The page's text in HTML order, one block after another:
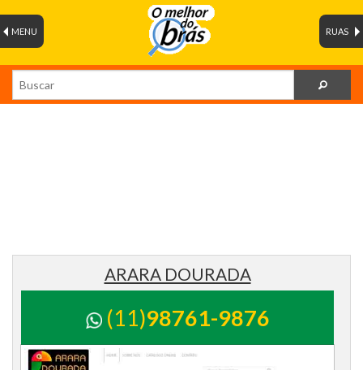
RUAS
MENU
ARARA DOURADA
(11)98761-9876